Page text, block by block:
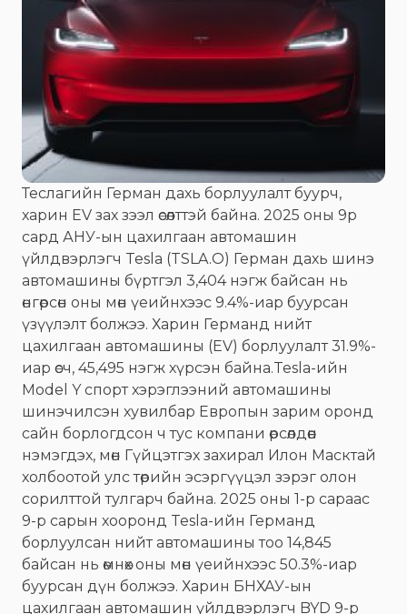
Теслагийн Герман дахь борлуулалт буурч,
харин EV зах зээл өсөлттэй байна. 2025 оны 9р
сард АНУ-ын цахилгаан автомашин
үйлдвэрлэгч Tesla (TSLA.O) Герман дахь шинэ
автомашины бүртгэл 3,404 нэгж байсан нь
өнгөрсөн оны мөн үеийнхээс 9.4%-иар буурсан
үзүүлэлт болжээ. Харин Германд нийт
цахилгаан автомашины (EV) борлуулалт 31.9%-
иар өсч, 45,495 нэгж хүрсэн байна.Tesla-ийн
Model Y спорт хэрэглээний автомашины
шинэчилсэн хувилбар Европын зарим оронд
сайн борлогдсон ч тус компани өрсөлдөөн
нэмэгдэх, мөн Гүйцэтгэх захирал Илон Масктай
холбоотой улс төрийн эсэргүүцэл зэрэг олон
сорилттой тулгарч байна. 2025 оны 1-р сараас
9-р сарын хооронд Tesla-ийн Германд
борлуулсан нийт автомашины тоо 14,845
байсан нь өмнөх оны мөн үеийнхээс 50.3%-иар
буурсан дүн болжээ. Харин БНХАУ-ын
цахилгаан автомашин үйлдвэрлэгч BYD 9-р